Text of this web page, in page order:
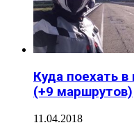
Куда поехать
(+9 маршрутов)
11.04.2018